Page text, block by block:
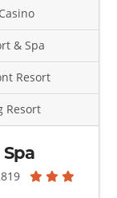
& Spa
Resort
Resort